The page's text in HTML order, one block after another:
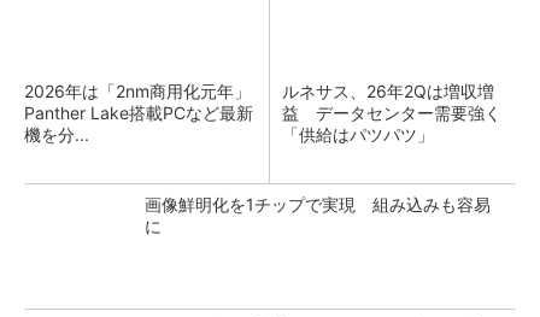
2026年は「2nm商用化元年」
Panther Lake搭載PCなど最新
機を分...
ルネサス、26年2Qは増収増
益 データセンター需要強く
「供給はパツパツ」
画像鮮明化を1チップで実現 組み込みも容易
に